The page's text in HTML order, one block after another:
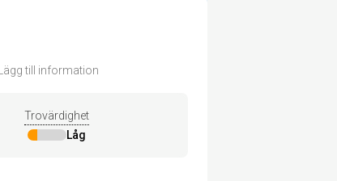
Lägg till information
Trovärdighet
Låg